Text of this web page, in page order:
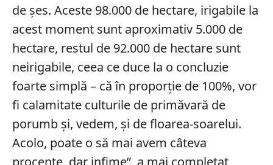
de șes. Aceste 98.000 de hectare, irigabile la
acest moment sunt aproximativ 5.000 de
hectare, restul de 92.000 de hectare sunt
neirigabile, ceea ce duce la o concluzie
foarte simplă – că în proporție de 100%, vor
fi calamitate culturile de primăvară de
porumb și, vedem, și de floarea-soarelui.
Acolo, poate o să mai avem câteva
procente, dar infime”, a mai completat